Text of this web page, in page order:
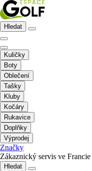
Hledat
Kuličky
Boty
Oblečení
Tašky
Kluby
Kočáry
Rukavice
Doplňky
Výprodej
Značky
Zákaznický servis ve Francie
Hledat